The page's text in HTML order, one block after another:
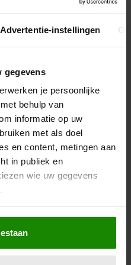
Advertentie-instellingen
gegevens
je persoonlijke
behulp van
informatie op uw
met als doel
en content, metingen aan
in publiek en
wie uw gegevens
graag:
over uw geografische
nauwkeurig kan zijn
VIERT
viert zijn 64e
Rania staat daarbij